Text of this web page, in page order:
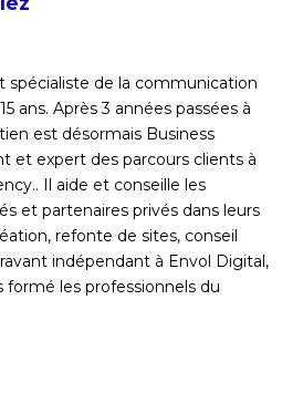
spécialiste de la communication
ans. Après 3 années passées à
est désormais Business
et expert des parcours clients à
Il aide et conseille les
et partenaires privés dans leurs
refonte de sites, conseil
indépendant à Envol Digital,
les professionnels du